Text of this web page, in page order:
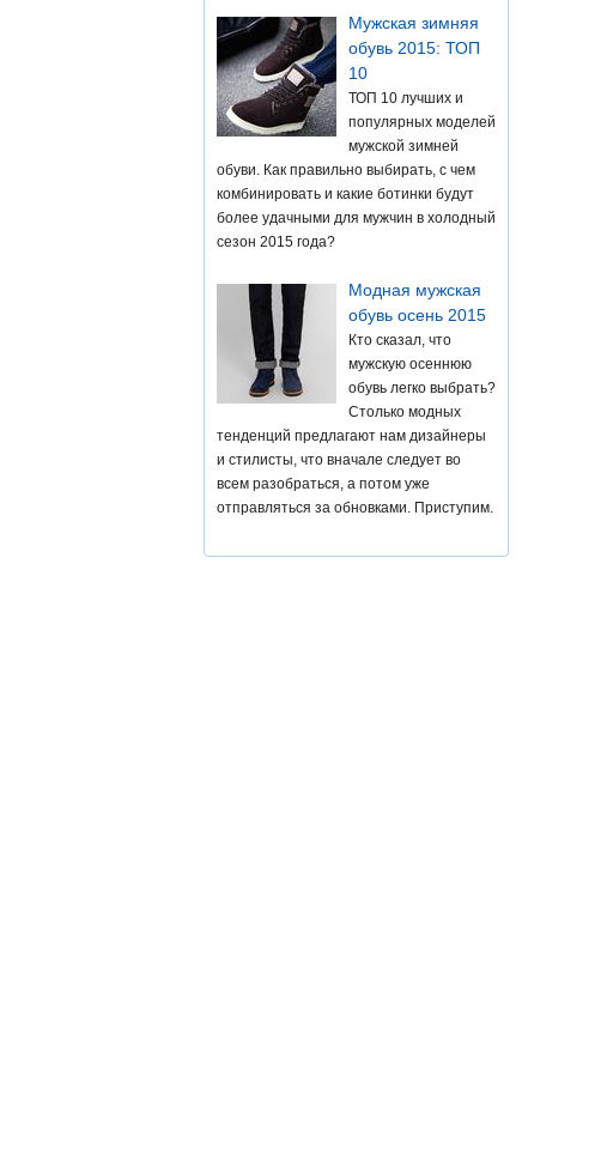
Мужская зимняя
обувь 2015: ТОП
10
ТОП 10 лучших и
популярных моделей
мужской зимней
обуви. Как правильно выбирать, с чем
комбинировать и какие ботинки будут
более удачными для мужчин в холодный
сезон 2015 года?
Модная мужская
обувь осень 2015
Кто сказал, что
мужскую осеннюю
обувь легко выбрать?
Столько модных
тенденций предлагают нам дизайнеры
и стилисты, что вначале следует во
всем разобраться, а потом уже
отправляться за обновками. Приступим.